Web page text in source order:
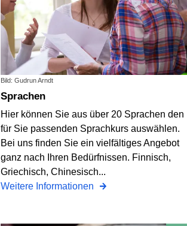
Bild: Gudrun Arndt
Sprachen
Hier können Sie aus über 20 Sprachen den
für Sie passenden Sprachkurs auswählen.
Bei uns finden Sie ein vielfältiges Angebot
ganz nach Ihren Bedürfnissen. Finnisch,
Griechisch, Chinesisch...
Weitere Informationen